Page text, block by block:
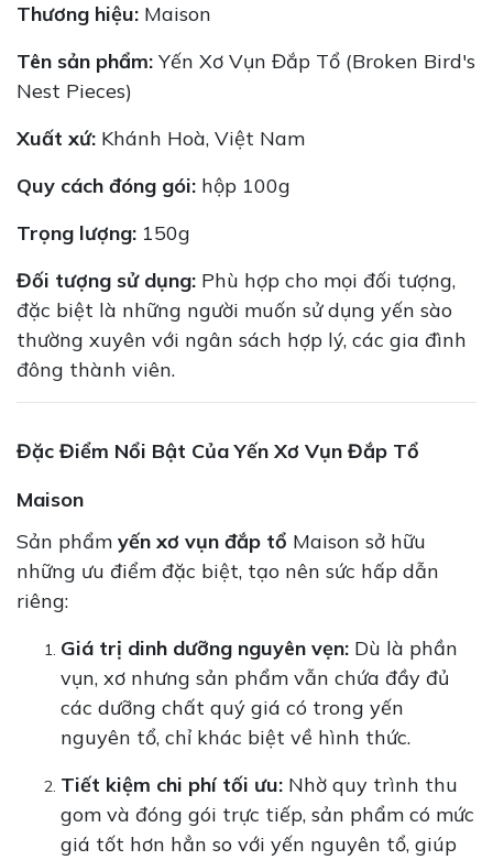
Thương hiệu: Maison
Tên sản phẩm: Yến Xơ Vụn Đắp Tổ (Broken Bird's
Nest Pieces)
Xuất xứ: Khánh Hoà, Việt Nam
Quy cách đóng gói: hộp 100g
Trọng lượng: 150g
Đối tượng sử dụng: Phù hợp cho mọi đối tượng,
đặc biệt là những người muốn sử dụng yến sào
thường xuyên với ngân sách hợp lý, các gia đình
đông thành viên.
Đặc Điểm Nổi Bật Của Yến Xơ Vụn Đắp Tổ
Maison
Sản phẩm yến xơ vụn đắp tổ Maison sở hữu
những ưu điểm đặc biệt, tạo nên sức hấp dẫn
riêng:
Giá trị dinh dưỡng nguyên vẹn: Dù là phần
vụn, xơ nhưng sản phẩm vẫn chứa đầy đủ
các dưỡng chất quý giá có trong yến
nguyên tổ, chỉ khác biệt về hình thức.
Tiết kiệm chi phí tối ưu: Nhờ quy trình thu
gom và đóng gói trực tiếp, sản phẩm có mức
giá tốt hơn hẳn so với yến nguyên tổ, giúp